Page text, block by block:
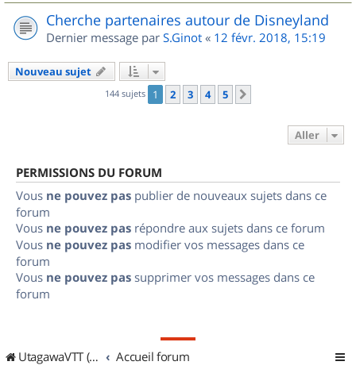
Cherche partenaires autour de Disneyland
Dernier message par S.Ginot « 12 févr. 2018, 15:19
Nouveau sujet
144 sujets 1 2 3 4 5
Aller
PERMISSIONS DU FORUM
Vous ne pouvez pas publier de nouveaux sujets dans ce
forum
Vous ne pouvez pas répondre aux sujets dans ce forum
Vous ne pouvez pas modifier vos messages dans ce
forum
Vous ne pouvez pas supprimer vos messages dans ce
forum
UtagawaVTT (Randos VTT et VTTAE avec traces GPS) Accueil forum